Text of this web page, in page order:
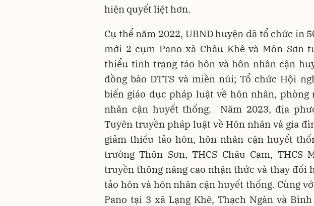
hiện quyết liệt hơn.
Cụ thể năm 2022, UBND huyện đã tổ chức in
mới 2 cụm Pano xã Châu Khê và Môn Sơn
thiểu tình trạng tảo hôn và hôn nhân cận
đồng bào DTTS và miền núi; Tổ chức Hội
biến giáo dục pháp luật về hôn nhân, phòng
nhân cận huyết thống. Năm 2023, địa
Tuyên truyền pháp luật về Hôn nhân và gia
giảm thiểu tảo hôn, hôn nhân cận huyết
trường Thôn Sơn, THCS Châu Cam, THCS
truyền thông nâng cao nhận thức và thay đổi
tảo hôn và hôn nhân cận huyết thống. Cùng
Pano tại 3 xã Lạng Khê, Thạch Ngàn và